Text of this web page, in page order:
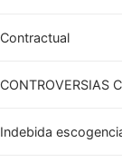
Contractual
CONTROVERSIAS
Indebida